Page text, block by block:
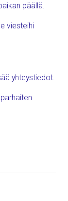
päällä.
viesteihi
yhteystiedot.